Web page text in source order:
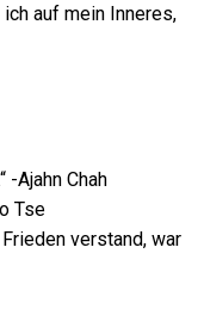
auf mein Inneres,
Ajahn Chah
Tse
verstand, war